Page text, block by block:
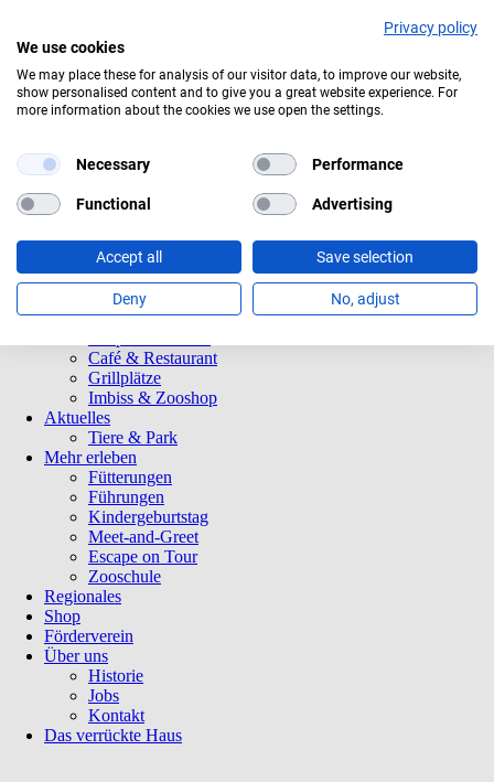
Aktuelles Wetter:
Navigation
überspringen
Informationen
Öffnungszeiten
Saisonkarten
Besuch mit Beeinträchtigungen
Veranstaltungen
Spenden
Barrierefreiheit
Tiere und Park
Tierlexikon
Tierparkplan
Café & Restaurant
Grillplätze
Imbiss & Zooshop
Aktuelles
Tiere & Park
Mehr erleben
Fütterungen
Führungen
Kindergeburtstag
Meet-and-Greet
Escape on Tour
Zooschule
Regionales
Shop
Förderverein
Über uns
Historie
Jobs
Kontakt
Das verrückte Haus
Privacy policy
We use cookies
We may place these for analysis of our visitor data, to improve our website,
show personalised content and to give you a great website experience. For
more information about the cookies we use open the settings.
Necessary Performance
Functional Advertising
Accept all Save selection
Deny No, adjust